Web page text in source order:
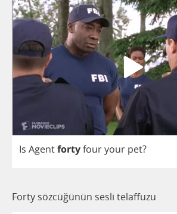
Is Agentfortyfouryour pet?
Forty sözcüğünün sesli telaffuzu